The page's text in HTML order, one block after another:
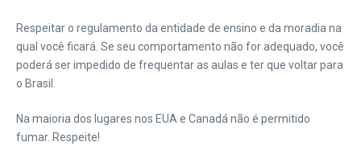
Respeitar o regulamento da entidade de ensino e da moradia na
qual você ficará. Se seu comportamento não for adequado, você
poderá ser impedido de frequentar as aulas e ter que voltar para
o Brasil.
Na maioria dos lugares nos EUA e Canadá não é permitido
fumar. Respeite!